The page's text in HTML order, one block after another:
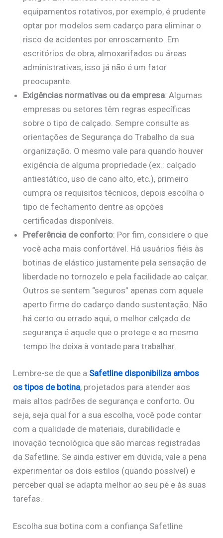
equipamentos rotativos, por exemplo, é prudente
optar por modelos sem cadarço para eliminar o
risco de acidentes por enroscamento. Em
escritórios de obra, almoxarifados ou áreas
administrativas, isso já não é um fator
preocupante.
Exigências normativas ou da empresa: Algumas
empresas ou setores têm regras específicas
sobre o tipo de calçado. Sempre consulte as
orientações de Segurança do Trabalho da sua
organização. O mesmo vale para quando houver
exigência de alguma propriedade (ex.: calçado
antiestático, uso de cano alto, etc.), primeiro
cumpra os requisitos técnicos, depois escolha o
tipo de fechamento dentre as opções
certificadas disponíveis.
Preferência de conforto: Por fim, considere o que
você acha mais confortável. Há usuários fiéis às
botinas de elástico justamente pela sensação de
liberdade no tornozelo e pela facilidade ao calçar.
Outros se sentem “seguros” apenas com aquele
aperto firme do cadarço dando sustentação. Não
há certo ou errado aqui, o melhor calçado de
segurança é aquele que o protege e ao mesmo
tempo lhe deixa à vontade para trabalhar.
Lembre-se de que a Safetline disponibiliza ambos
os tipos de botina, projetados para atender aos
mais altos padrões de segurança e conforto. Ou
seja, seja qual for a sua escolha, você pode contar
com a qualidade de materiais, durabilidade e
inovação tecnológica que são marcas registradas
da Safetline. Se ainda estiver em dúvida, vale a pena
experimentar os dois estilos (quando possível) e
perceber qual se adapta melhor ao seu pé e às suas
tarefas.
Escolha sua botina com a confiança Safetline